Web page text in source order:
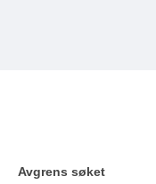
Avgrens søket